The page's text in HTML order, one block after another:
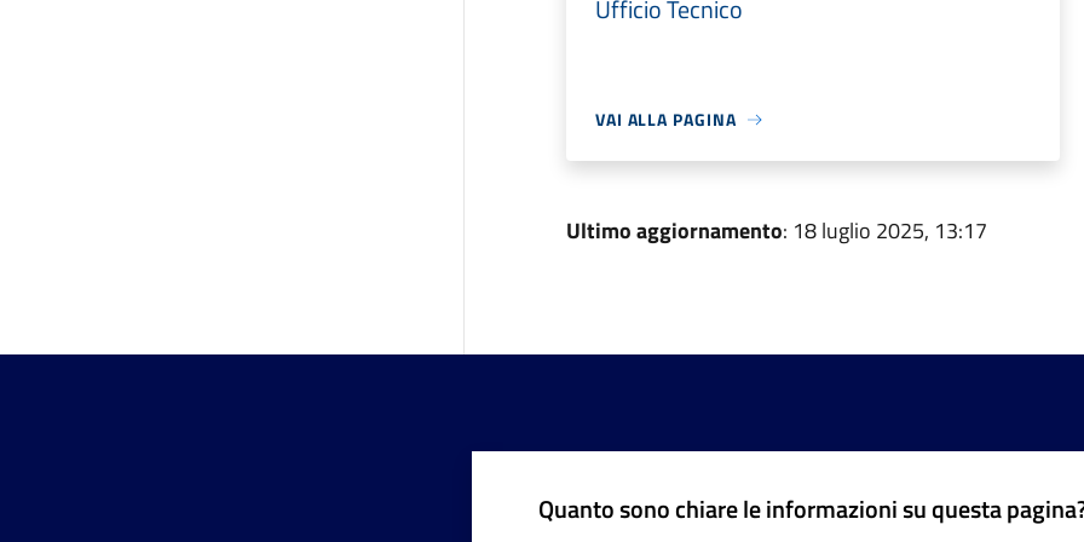
Ufficio Tecnico
VAI ALLA PAGINA
Ultimo aggiornamento: 18 luglio 2025, 13:17
Quanto sono chiare le informazioni su questa